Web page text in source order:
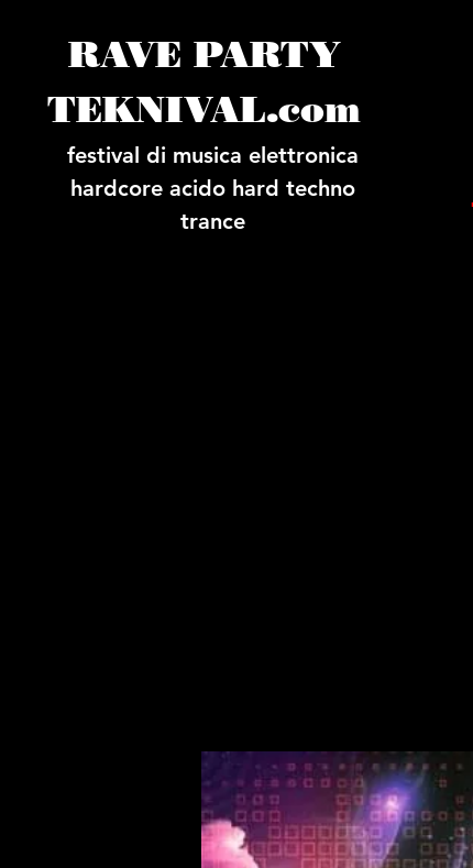
RAVE PARTY
TEKNIVAL.com
festival di musica elettronica
hardcore acido hard techno
trance